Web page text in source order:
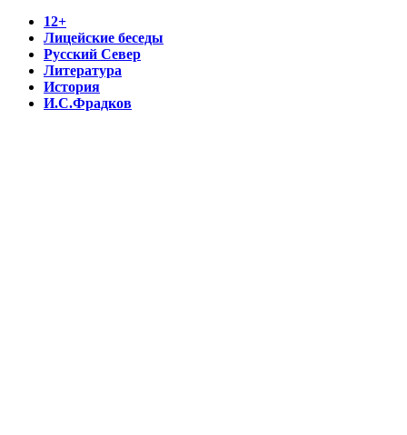
12+
Лицейские беседы
Русский Север
Литература
История
И.С.Фрадков